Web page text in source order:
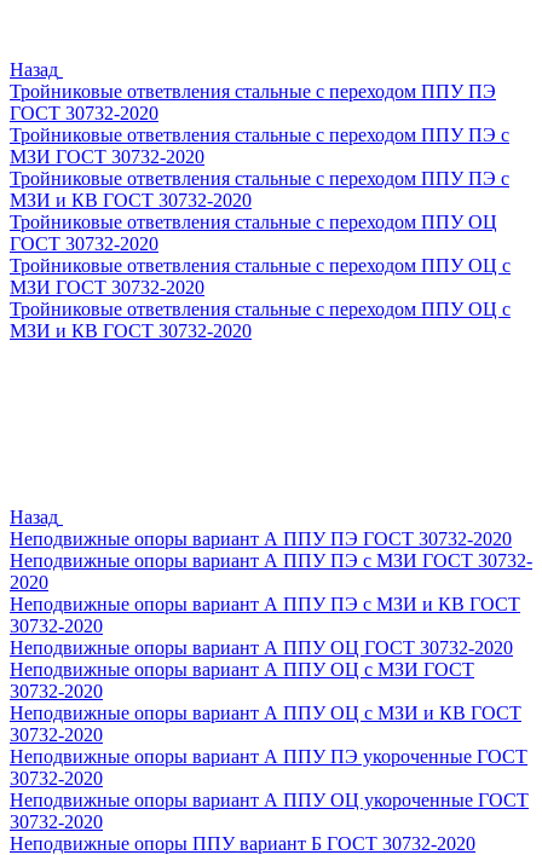
Назад
Тройниковые ответвления стальные с переходом ППУ ПЭ
ГОСТ 30732-2020
Тройниковые ответвления стальные с переходом ППУ ПЭ с
МЗИ ГОСТ 30732-2020
Тройниковые ответвления стальные с переходом ППУ ПЭ с
МЗИ и КВ ГОСТ 30732-2020
Тройниковые ответвления стальные с переходом ППУ ОЦ
ГОСТ 30732-2020
Тройниковые ответвления стальные с переходом ППУ ОЦ с
МЗИ ГОСТ 30732-2020
Тройниковые ответвления стальные с переходом ППУ ОЦ с
МЗИ и КВ ГОСТ 30732-2020
Назад
Неподвижные опоры вариант А ППУ ПЭ ГОСТ 30732-2020
Неподвижные опоры вариант А ППУ ПЭ с МЗИ ГОСТ 30732-
2020
Неподвижные опоры вариант А ППУ ПЭ с МЗИ и КВ ГОСТ
30732-2020
Неподвижные опоры вариант А ППУ ОЦ ГОСТ 30732-2020
Неподвижные опоры вариант А ППУ ОЦ с МЗИ ГОСТ
30732-2020
Неподвижные опоры вариант А ППУ ОЦ с МЗИ и КВ ГОСТ
30732-2020
Неподвижные опоры вариант А ППУ ПЭ укороченные ГОСТ
30732-2020
Неподвижные опоры вариант А ППУ ОЦ укороченные ГОСТ
30732-2020
Неподвижные опоры ППУ вариант Б ГОСТ 30732-2020